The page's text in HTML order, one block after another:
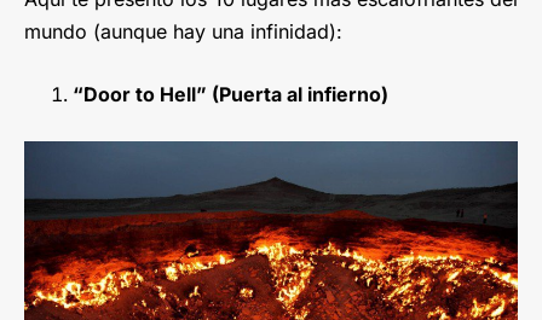
mundo (aunque hay una infinidad):
“Door to Hell” (Puerta al infierno)